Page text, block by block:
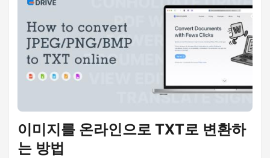
이미지를 온라인으로 TXT로 변환하
는 방법